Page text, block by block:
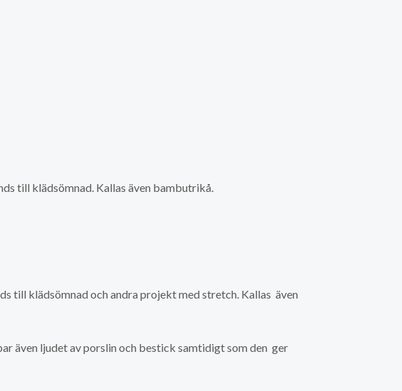
till klädsömnad. Kallas även bambutrikå.
till klädsömnad och andra projekt med stretch. Kallas även
även ljudet av porslin och bestick samtidigt som den ger